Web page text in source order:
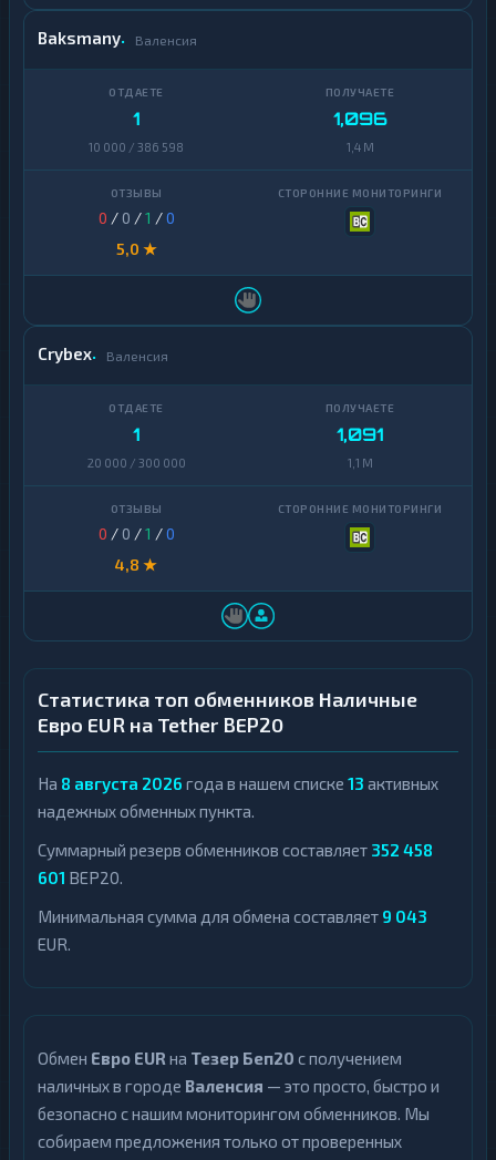
Baksmany Валенсия
1
10 000 / 386 598
1,096
1,4 M
0 / 0 /1 /0
5,0 ★
Crybex Валенсия
1
20 000 / 300 000
1,091
1,1 M
0 / 0 /1 /0
4,8 ★
Статистика топ обменников Наличные
Евро EUR на Tether BEP20
На 8 августа 2026 года в нашем списке 13 активных
надежных обменных пункта.
Суммарный резерв обменников составляет 352 458
601 BEP20.
Минимальная сумма для обмена составляет 9 043
EUR.
Обмен Евро EUR на Тезер Беп20 с получением
наличных в городе Валенсия — это просто, быстро и
безопасно с нашим мониторингом обменников. Мы
собираем предложения только от проверенных